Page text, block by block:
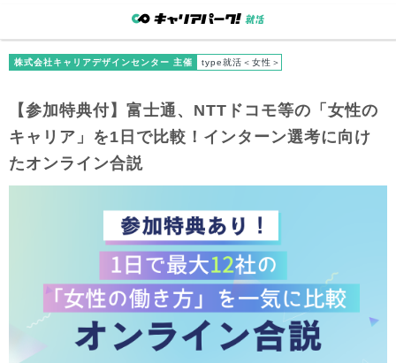
株式会社キャリアデザインセンター 主催 type就活＜女性＞
【参加特典付】富士通、NTTドコモ等の「女性の
キャリア」を1日で比較！インターン選考に向け
たオンライン合説